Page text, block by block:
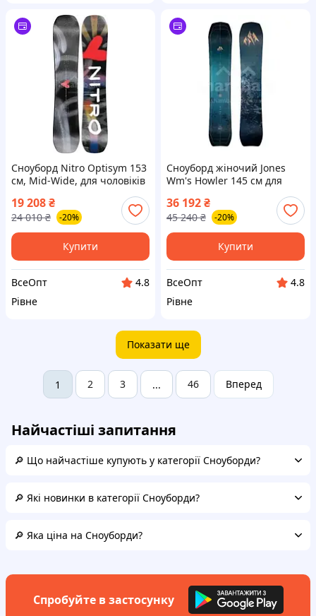
Сноуборд Nitro Optisym 153
см, Mid-Wide, для чоловіків
19 208₴
24 010 ₴ -20%
Купити
ВсеОпт
4.8
Рівне
Сноуборд жіночий Jones
Wm's Howler 145 см для
36 192₴
45 240 ₴ -20%
Купити
ВсеОпт
4.8
Рівне
Показати ще
1 2 3 ... 46 Вперед
Найчастіші запитання
🔎 Що найчастіше купують у категорії Сноуборди?
🔎 Які новинки в категорії Сноуборди?
🔎 Яка ціна на Сноуборди?
Спробуйте в застосунку